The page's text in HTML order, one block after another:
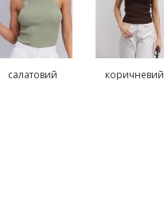
салатовий коричневий